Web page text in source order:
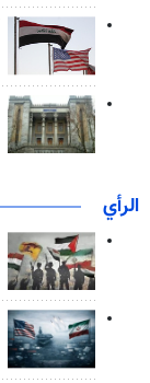
الرأي